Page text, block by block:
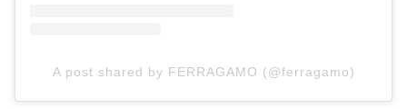
A post shared by FERRAGAMO (@ferragamo)